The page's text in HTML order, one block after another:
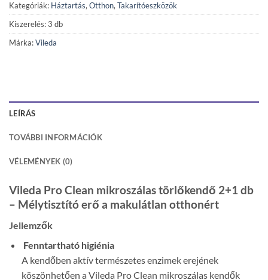
Kategóriák: Háztartás, Otthon, Takarítóeszközök
Kiszerelés: 3 db
Márka:Vileda
LEÍRÁS
TOVÁBBI INFORMÁCIÓK
VÉLEMÉNYEK (0)
Vileda Pro Clean mikroszálas törlőkendő 2+1 db
– Mélytisztító erő a makulátlan otthonért
Jellemzők
Fenntartható higiénia
A kendőben aktív természetes enzimek erejének
köszönhetően a Vileda Pro Clean mikroszálas kendők